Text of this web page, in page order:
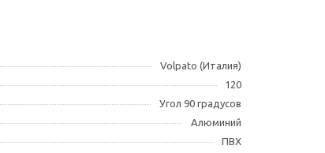
Volpato (Италия)
120
Угол 90 градусов
Алюминий
ПВХ